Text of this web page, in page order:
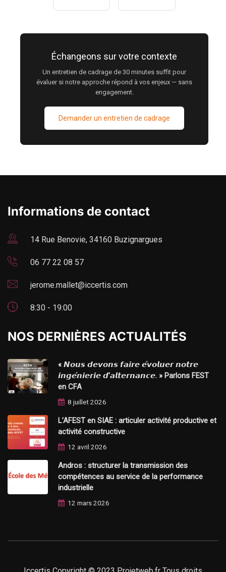
Échangeons sur votre contexte
Un entretien de cadrage de 30 minutes suffit pour
évaluer si notre approche répond à vos enjeux — sans
engagement.
Demander un entretien de cadrage
Informations de contact
14 Rue Benovie, 34160 Buzignargues
06 77 22 08 57
jerome.mallet@iccertis.com
8:30 - 19:00
NOS DERNIÈRES ACTUALITÉS
« 𝙉𝙤𝙪𝙨 𝙙𝙚𝙫𝙤𝙣𝙨 𝙛𝙖𝙞𝙧𝙚 𝙚́𝙫𝙤𝙡𝙪𝙚𝙧 𝙣𝙤𝙩𝙧𝙚
𝙞𝙣𝙜𝙚́𝙣𝙞𝙚𝙧𝙞𝙚 𝙙’𝙖𝙡𝙩𝙚𝙧𝙣𝙖𝙣𝙘𝙚. » Parlons FEST
en CFA
8 juillet 2026
L’AFEST en SIAE : articuler activité productive et
activité constructive
12 avril 2026
Andros : structurer la transmission des
compétences au service de la performance
industrielle
12 mars 2026